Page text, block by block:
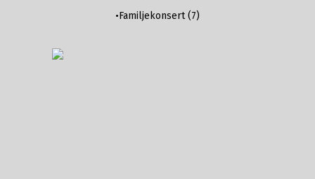
•Familjekonsert(7)